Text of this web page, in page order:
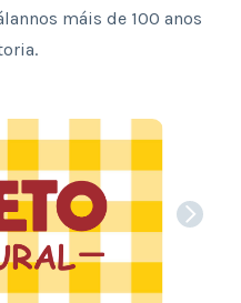
máis de 100 anos